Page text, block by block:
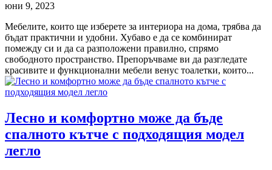
юни 9, 2023
Мебелите, които ще изберете за интериора на дома, трябва да
бъдат практични и удобни. Хубаво е да се комбинират
помежду си и да са разположени правилно, спрямо
свободното пространство. Препоръчваме ви да разгледате
красивите и функционални мебели венус тоалетки, които...
Лесно и комфортно може да бъде
спалното кътче с подходящия модел
легло